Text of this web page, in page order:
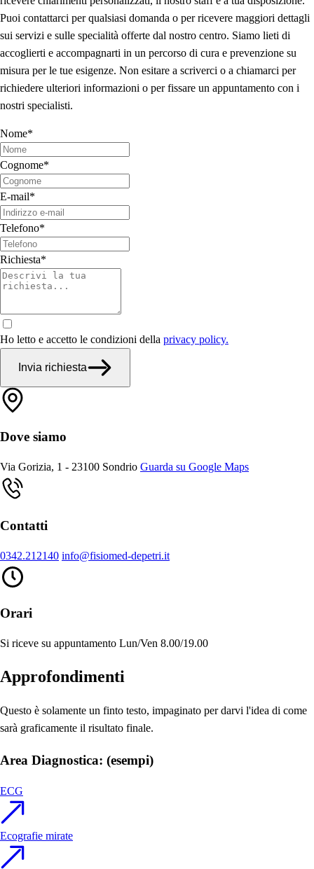
Puoi contattarci per qualsiasi domanda o per ricevere maggiori dettagli
sui servizi e sulle specialità offerte dal nostro centro. Siamo lieti di
accoglierti e accompagnarti in un percorso di cura e prevenzione su
misura per le tue esigenze. Non esitare a scriverci o a chiamarci per
richiedere ulteriori informazioni o per fissare un appuntamento con i
nostri specialisti.
Nome*
Cognome*
E-mail*
Telefono*
Richiesta*
Ho letto e accetto le condizioni della privacy policy.
Invia richiesta
Dove siamo
Via Gorizia, 1 - 23100 Sondrio Guarda su Google Maps
Contatti
0342.212140 info@fisiomed-depetri.it
Orari
Si riceve su appuntamento Lun/Ven 8.00/19.00
Approfondimenti
Questo è solamente un finto testo, impaginato per darvi l'idea di come
sarà graficamente il risultato finale.
Area Diagnostica: (esempi)
ECG
Ecografie mirate